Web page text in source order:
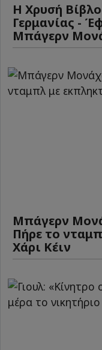
Η Χρυσή
Γερμανίας -
Μπάγερν
Μπάγερν
Πήρε το
Χάρι Κέιν